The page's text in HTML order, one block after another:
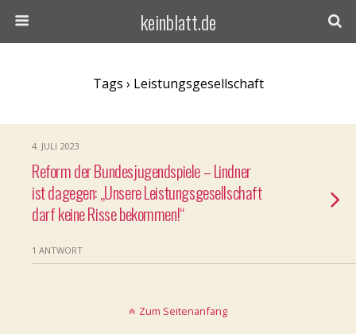
keinblatt.de
Tags › Leistungsgesellschaft
4. JULI 2023
Reform der Bundesjugendspiele – Lindner
ist dagegen: „Unsere Leistungs­gesellschaft
darf keine Risse bekommen!“
1 ANTWORT
Zum Seitenanfang